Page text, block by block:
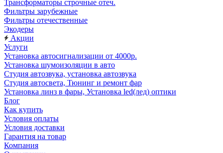
Трансформаторы строчные отеч.
Фильтры зарубежные
Фильтры отечественные
Экодеры
Акции
Услуги
Установка автосигнализации от 4000р.
Установка шумоизоляции в авто
Студия автозвука, установка автозвука
Студия автосвета, Тюнинг и ремонт фар
Установка линз в фары, Установка led(лед) оптики
Блог
Как купить
Условия оплаты
Условия доставки
Гарантия на товар
Компания